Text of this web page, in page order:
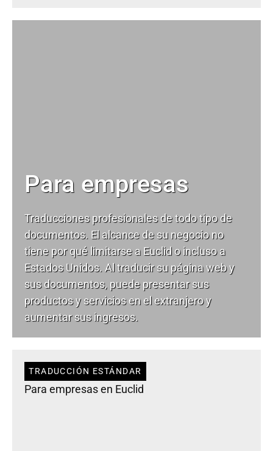
Para empresas
Traducciones profesionales de todo tipo de
documentos. El alcance de su negocio no
tiene por qué limitarse a Euclid o incluso a
Estados Unidos. Al traducir su página web y
sus documentos, puede presentar sus
productos y servicios en el extranjero y
aumentar sus ingresos.
TRADUCCIÓN ESTÁNDAR
Para empresas en Euclid